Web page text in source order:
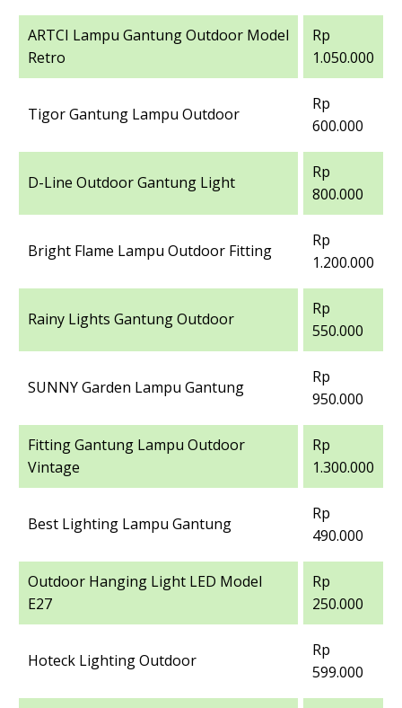
ARTCI Lampu Gantung Outdoor Model
Retro
Rp
1.050.000
Tigor Gantung Lampu Outdoor
Rp
600.000
D-Line Outdoor Gantung Light
Rp
800.000
Bright Flame Lampu Outdoor Fitting
Rp
1.200.000
Rainy Lights Gantung Outdoor
Rp
550.000
SUNNY Garden Lampu Gantung
Rp
950.000
Fitting Gantung Lampu Outdoor
Vintage
Rp
1.300.000
Best Lighting Lampu Gantung
Rp
490.000
Outdoor Hanging Light LED Model
E27
Rp
250.000
Hoteck Lighting Outdoor
Rp
599.000